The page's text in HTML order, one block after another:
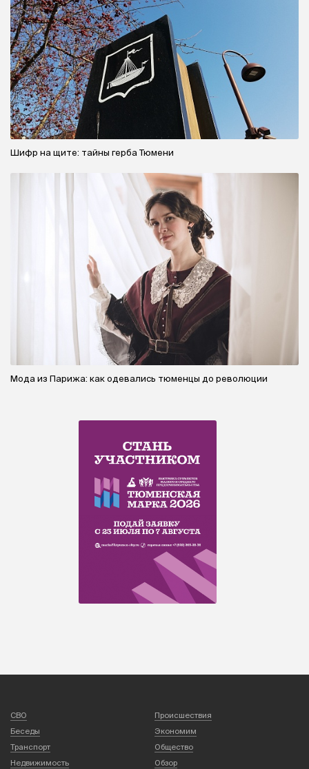
Шифр на щите: тайны герба Тюмени
Мода из Парижа: как одевались тюменцы до революции
СВО
Происшествия
Беседы
Экономим
Транспорт
Общество
Недвижимость
Обзор